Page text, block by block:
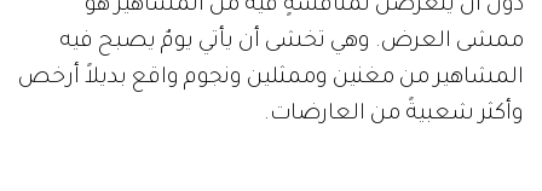
دون أن يتعرضن لمنافسةٍ فيه من المشاهير هو
ممشى العرض. وهي تخشى أن يأتي يومٌ يصبح فيه
المشاهير من مغنين وممثلين ونجوم واقع بديلاً أرخص
وأكثر شعبيةً من العارضات.